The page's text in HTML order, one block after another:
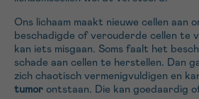
Ons lichaam maakt nieuwe cellen aan
beschadigde of verouderde cellen te
kan iets misgaan. Soms faalt het
schade aan cellen te herstellen. Dan
zich chaotisch vermenigvuldigen en
tumor ontstaan. Die kan goedaardig